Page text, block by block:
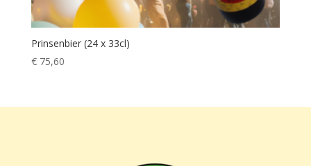
Prinsenbier (24 x 33cl)
€75,60